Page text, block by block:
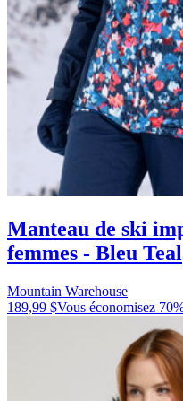
Manteau de ski
femmes - Bleu Teal
Mountain Warehouse
189,99 $Vous économisez 70